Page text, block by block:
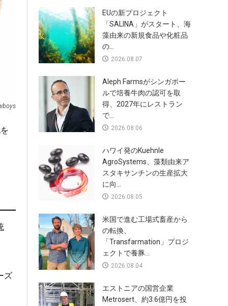
ズ
EUの新プロジェクト
「SALINA」がスタート、海
藻由来の新規食品や化粧品
の...
2026.08.07
Aleph Farmsがシンガポー
ルで培養牛肉の認可を取
得、2027年にレストラン
で...
2026.08.06
ハワイ発のKuehnle
AgroSystems、藻類由来ア
スタキサンチンの生産拡大
に向...
2026.08.05
米国で進む工場式畜産から
の転換、
「Transfarmation」プロジ
ェクトで養豚...
2026.08.04
エストニアの国営企業
Metrosert、約3.6億円を投